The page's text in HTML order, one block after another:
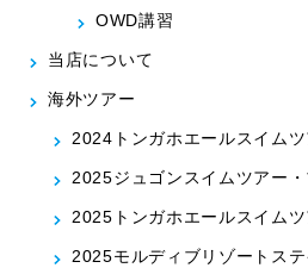
OWD講習
当店について
海外ツアー
2024トンガホエールスイムツ
2025ジュゴンスイムツアー
2025トンガホエールスイムツ
2025モルディブリゾートス